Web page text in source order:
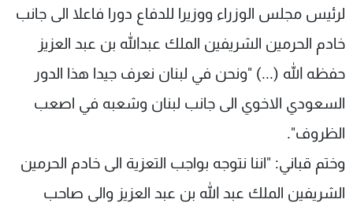
لرئيس مجلس الوزراء ووزيرا للدفاع دورا فاعلا الى جانب
خادم الحرمين الشريفين الملك عبدالله بن عبد العزيز
حفظه الله (...) "ونحن في لبنان نعرف جيدا هذا الدور
السعودي الاخوي الى جانب لبنان وشعبه في اصعب
الظروف".
وختم قباني: "اننا نتوجه بواجب التعزية الى خادم الحرمين
الشريفين الملك عبد الله بن عبد العزيز والى صاحب